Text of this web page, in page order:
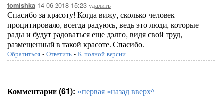
tomishka 14-06-2018-15:23 удалить
Спасибо за красоту! Когда вижу, сколько человек
процитировало, всегда радуюсь, ведь это люди, которые
рады и будут радоваться еще долго, видя свой труд,
размещенный в такой красоте. Спасибо.
Обратиться - Ответить - К полной версии
Комментарии (61): «первая «назадвверх^